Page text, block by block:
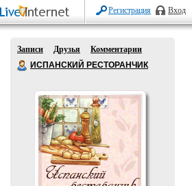
Регистрация Вход
Записи Друзья
Комментарии
ИСПАНСКИЙ РЕСТОРАНЧИК